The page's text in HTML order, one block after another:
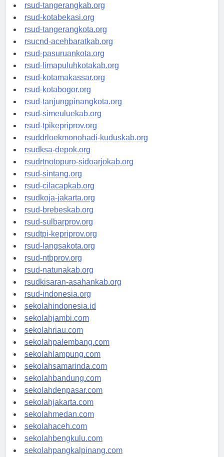
universitasindonesia.org
rsud-tangerangkab.org
rsud-kotabekasi.org
rsud-tangerangkota.org
rsucnd-acehbaratkab.org
rsud-pasuruankota.org
rsud-limapuluhkotakab.org
rsud-kotamakassar.org
rsud-kotabogor.org
rsud-tanjungpinangkota.org
rsud-simeuluekab.org
rsud-tpikepriprov.org
rsuddrloekmonohadi-kuduskab.org
rsudksa-depok.org
rsudrtnotopuro-sidoarjokab.org
rsud-sintang.org
rsud-cilacapkab.org
rsudkoja-jakarta.org
rsud-brebeskab.org
rsud-sulbarprov.org
rsudtpi-kepriprov.org
rsud-langsakota.org
rsud-ntbprov.org
rsud-natunakab.org
rsudkisaran-asahankab.org
rsud-indonesia.org
sekolahindonesia.id
sekolahjambi.com
sekolahriau.com
sekolahpalembang.com
sekolahlampung.com
sekolahsamarinda.com
sekolahbandung.com
sekolahdenpasar.com
sekolahjakarta.com
sekolahmedan.com
sekolahaceh.com
sekolahbengkulu.com